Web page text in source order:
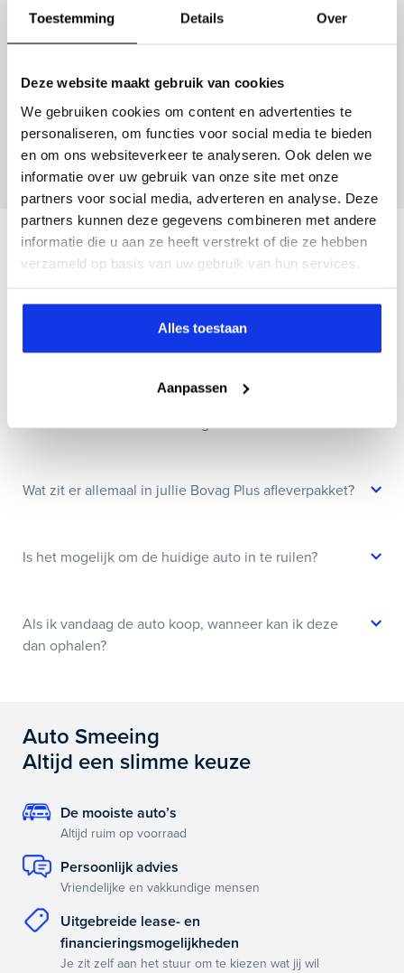
Toestemming Details Over
Deze website maakt gebruik van cookies
We gebruiken cookies om content en advertenties te
personaliseren, om functies voor social media te bieden
en om ons websiteverkeer te analyseren. Ook delen we
informatie over uw gebruik van onze site met onze
partners voor social media, adverteren en analyse. Deze
partners kunnen deze gegevens combineren met andere
informatie die u aan ze heeft verstrekt of die ze hebben
verzameld op basis van uw gebruik van hun services.
Alles toestaan
Aanpassen
direct online.
Inruilvoorstel aanvragen
Wanneer je foto’s meestuurt ontvang je op
maandag tot en met vrijdag binnen enkele uren
een voorstel.
Veelgestelde vragen
Kan ik een auto reserveren?
Hoe weet ik of deze auto nog beschikbaar is?
Wat zit er allemaal in jullie Bovag Plus afleverpakket?
Is het mogelijk om de huidige auto in te ruilen?
Als ik vandaag de auto koop, wanneer kan ik deze
dan ophalen?
Auto Smeeing
Altijd een slimme keuze
De mooiste auto’s
Altijd ruim op voorraad
Persoonlijk advies
Vriendelijke en vakkundige mensen
Uitgebreide lease- en
financieringsmogelijkheden
Je zit zelf aan het stuur om te kiezen wat jij wil